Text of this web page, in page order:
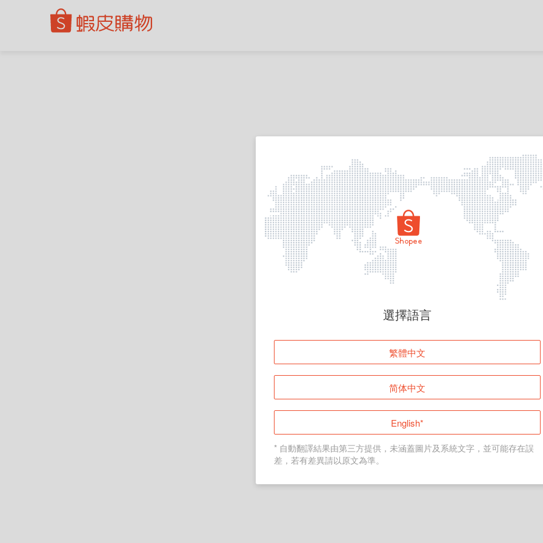
頁面無法顯示
登入
返回首頁
選擇語言
繁體中文
简体中文
English*
* 自動翻譯結果由第三方提供，未涵蓋圖片及系統文字，並可能存在誤
差，若有差異請以原文為準。